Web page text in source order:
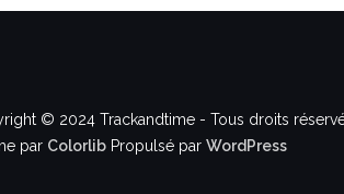
© 2024 Trackandtime - Tous droits
par Colorlib Propulsé par WordPress